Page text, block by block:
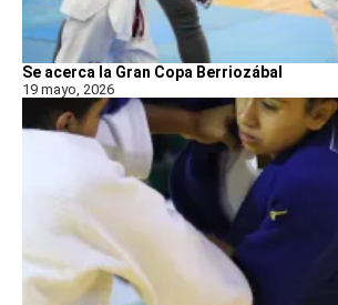
Se acerca la Gran Copa Berriozábal
19 mayo, 2026